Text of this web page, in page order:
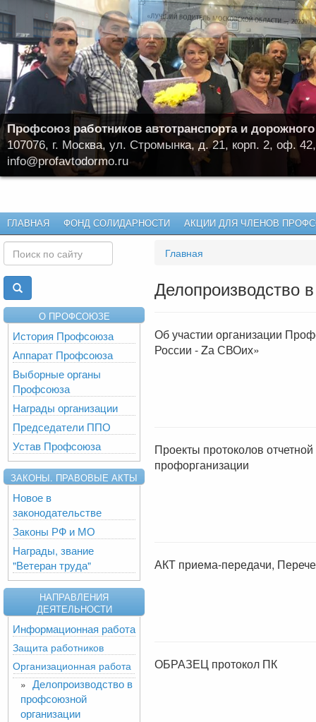
Профсоюз работников автотранспорта и
107076, г. Москва, ул. Стромынка, д. 21, корп. 2, оф.
info@profavtodormo.ru
ГЛАВНАЯ ФОНД СОЛИДАРНОСТИ АКЦИИ ДЛЯ ЧЛЕНОВ
О ПРОФСОЮЗЕ
История Профсоюза
Аппарат Профсоюза
Выборные органы
Профсоюза
Награды организации
Председатели ППО
Устав Профсоюза
ЗАКОНЫ. ПРАВОВЫЕ АКТЫ
Новое в
законодательстве
Законы РФ и МО
Награды, звание
"Ветеран труда"
НАПРАВЛЕНИЯ
ДЕЯТЕЛЬНОСТИ
Информационная работа
Защита работников
Организационная работа
» Делопроизводство в
профсоюзной
организации
Главная
Делопроизводство
Об участии организации
России - Zа СВОих»
Проекты протоколов
профорганизации
АКТ приема-передачи,
ОБРАЗЕЦ протокол ПК